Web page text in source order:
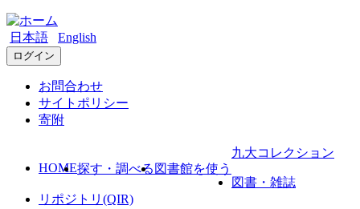
日本語 English
ログイン
お問合わせ
サイトポリシー
寄附
HOME探す・調べる 図書館を使う
九大コレクション
図書・雑誌
リポジトリ(QIR)